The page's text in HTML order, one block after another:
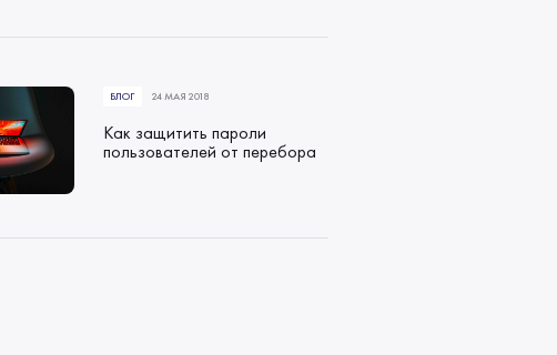
БЛОГ 24 МАЯ 2018
Как защитить пароли
пользователей от перебора